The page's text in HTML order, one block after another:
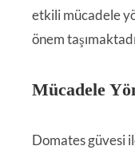
etkili mücadele
önem
Mücadele
Domates güvesi